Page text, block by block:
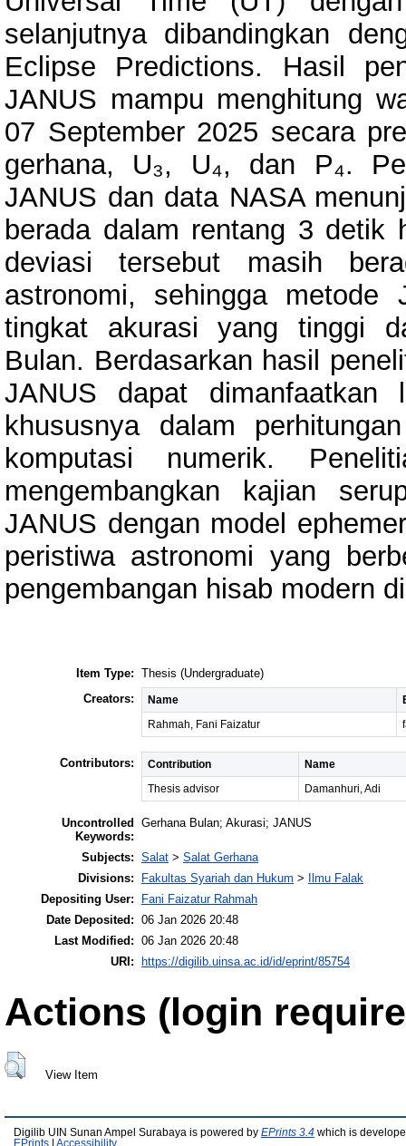
selanjutnya dibandingkan
Eclipse Predictions. Hasil
JANUS mampu menghitung
07 September 2025 secara
gerhana, U₃, U₄, dan P₄.
JANUS dan data NASA
berada dalam rentang 3
deviasi tersebut masih
astronomi, sehingga metode
tingkat akurasi yang tinggi
Bulan. Berdasarkan hasil
JANUS dapat
khususnya dalam
komputasi numerik.
mengembangkan kajian
JANUS dengan model
peristiwa astronomi yang
pengembangan hisab modern
Item Type: Thesis (Undergraduate)
Creators:
Name
Rahmah, Fani Faizatur
Contributors: Contribution
Name
Thesis advisor
Damanhuri, Adi
Uncontrolled
Keywords:
Gerhana Bulan; Akurasi; JANUS
Subjects: Salat > Salat Gerhana
Divisions:
Fakultas Syariah dan Hukum >
Ilmu Falak
Depositing User:
Fani Faizatur Rahmah
Date Deposited: 06 Jan 2026 20:48
Last Modified: 06 Jan 2026 20:48
URI:
https://digilib.uinsa.ac.id/id/eprint/85754
Actions (login
View Item
Digilib UIN Sunan Ampel Surabaya is powered by EPrints 3.4 which is
EPrints
Accessibility